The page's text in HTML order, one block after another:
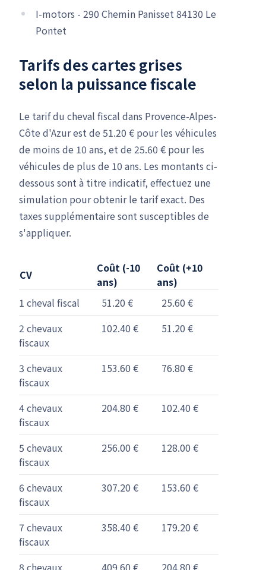
I-motors - 290 Chemin Panisset 84130 Le
Pontet
Tarifs des cartes grises
selon la puissance fiscale
Le tarif du cheval fiscal dans Provence-Alpes-
Côte d'Azur est de 51.20 € pour les véhicules
de moins de 10 ans, et de 25.60 € pour les
véhicules de plus de 10 ans. Les montants ci-
dessous sont à titre indicatif, effectuez une
simulation pour obtenir le tarif exact. Des
taxes supplémentaire sont susceptibles de
s'appliquer.
CV
Coût (-10
ans)
Coût (+10
ans)
1 cheval fiscal
51.20 €
25.60 €
2 chevaux
fiscaux
102.40 € 51.20 €
3 chevaux
fiscaux
153.60 € 76.80 €
4 chevaux
fiscaux
204.80 € 102.40 €
5 chevaux
fiscaux
256.00 € 128.00 €
6 chevaux
fiscaux
307.20 € 153.60 €
7 chevaux
fiscaux
358.40 € 179.20 €
8 chevaux
409.60 € 204.80 €